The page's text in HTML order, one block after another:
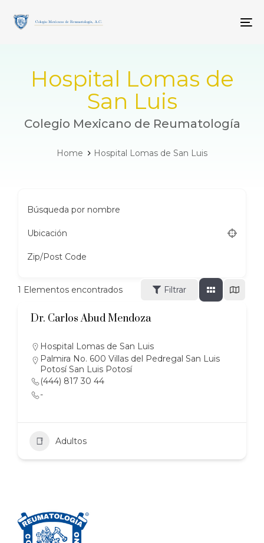
links
primary
Hospital Lomas de
San Luis
Colegio Mexicano de Reumatología
Home Hospital Lomas de San Luis
Búsqueda por nombre
Ubicación
Zip/Post Code
1 Elementos encontrados Filtrar
Dr. Carlos Abud Mendoza
Hospital Lomas de San Luis
Palmira No. 600 Villas del Pedregal San Luis
Potosí San Luis Potosí
(444) 817 30 44
-
Adultos